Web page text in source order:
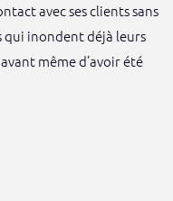
avec ses clients sans
qui inondent déjà leurs
même d’avoir été